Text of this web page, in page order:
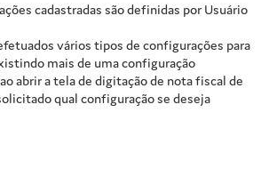
cadastradas são definidas por Usuário
vários tipos de configurações para
mais de uma configuração
abrir a tela de digitação de nota fiscal de
qual configuração se deseja